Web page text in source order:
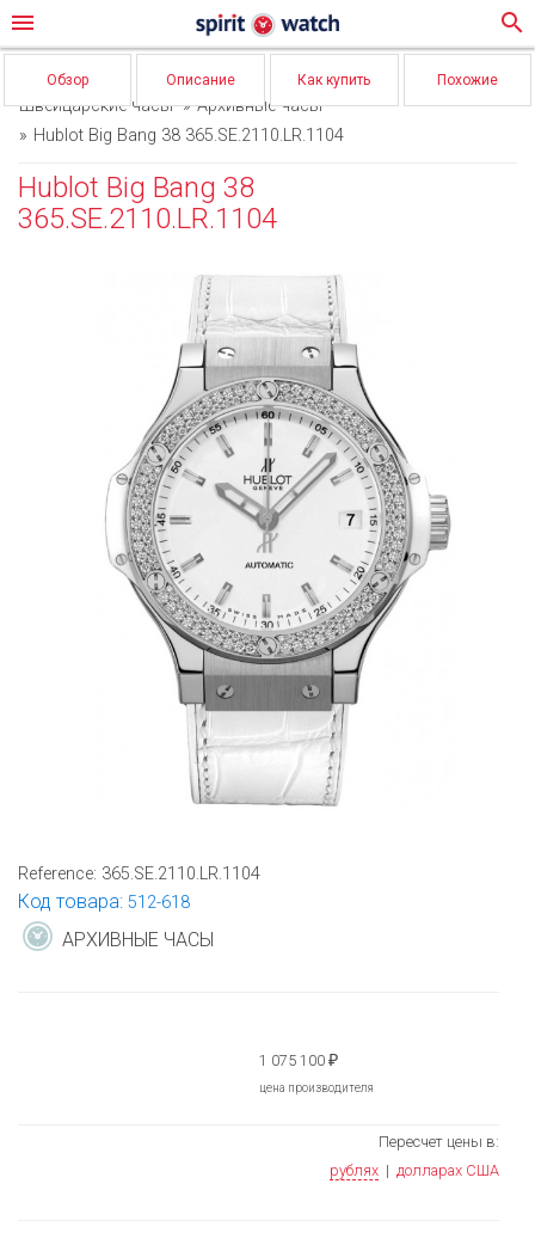
menu search
Обзор Описание Как купить Похожие
Швейцарские часы
Архивные часы
Hublot Big Bang 38 365.SE.2110.LR.1104
Hublot Big Bang 38
365.SE.2110.LR.1104
Reference: 365.SE.2110.LR.1104
Код товара: 512-618
АРХИВНЫЕ ЧАСЫ
1 075 100 ₽
цена производителя
Пересчет цены в:
рублях | долларах США